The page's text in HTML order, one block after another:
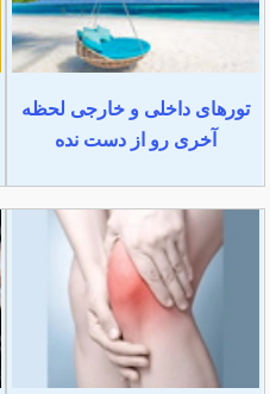
تورهای داخلی و خارجی لحظه
آخری رو از دست نده